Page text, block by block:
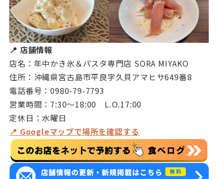
📍 店舗情報
店名：年中かき氷＆パスタ専門店 SORA MIYAKO
住所：沖縄県宮古島市平良字久貝アマヒサ649番8
電話番号：0980-79-7793
営業時間：7:30～18:00 L.O.17:00
定休日：水曜日
📍 Googleマップで場所を確認する